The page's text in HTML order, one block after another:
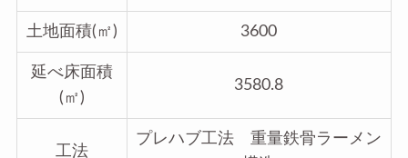
土地面積(㎡) 3600
延べ床面積
(㎡)
3580.8
工法
プレハブ工法 重量鉄骨ラーメン